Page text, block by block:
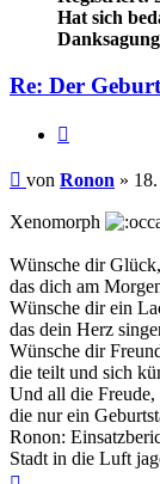
Hat sich
Re: Der
Beitrag
von Ronon »
Xenomorph
Wünsche dir Glück,
das dich am
Wünsche dir ein
das dein Herz
Wünsche dir
die teilt und sich
Und all die Freude,
die nur ein
Ronon:
Stadt in die Luft